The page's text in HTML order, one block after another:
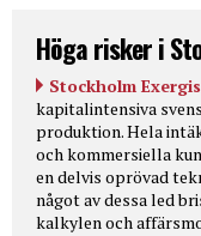
Höga risker i
Stockholm
kapitalintensiva
produktion. Hela
och kommersiella
en delvis oprövad
något av dessa led
kalkylen och